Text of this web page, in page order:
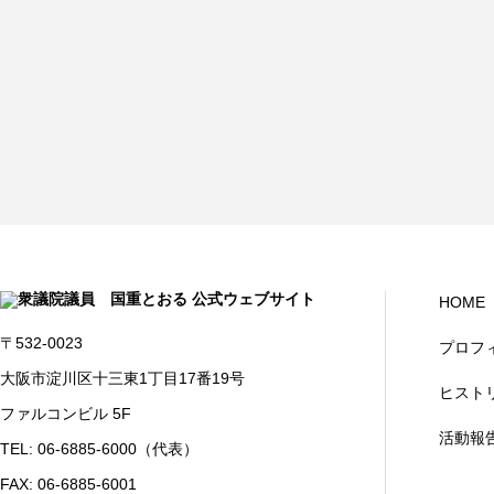
〒532-0023
大阪市淀川区十三東1丁目17番19号
ファルコンビル 5F
TEL: 06-6885-6000（代表）
FAX: 06-6885-6001
HOME
プロフ
ヒスト
活動報